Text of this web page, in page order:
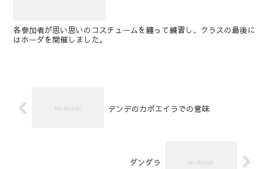
各参加者が思い思いのコスチュームを纏って練習し、クラスの最後に
はホーダを開催しました。
デンデのカポエイラでの意味
ダンダラ